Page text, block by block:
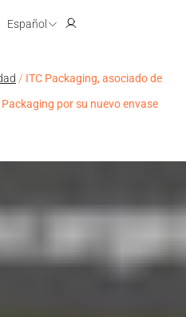
Español
/ ITC Packaging, asociado de
por su nuevo envase